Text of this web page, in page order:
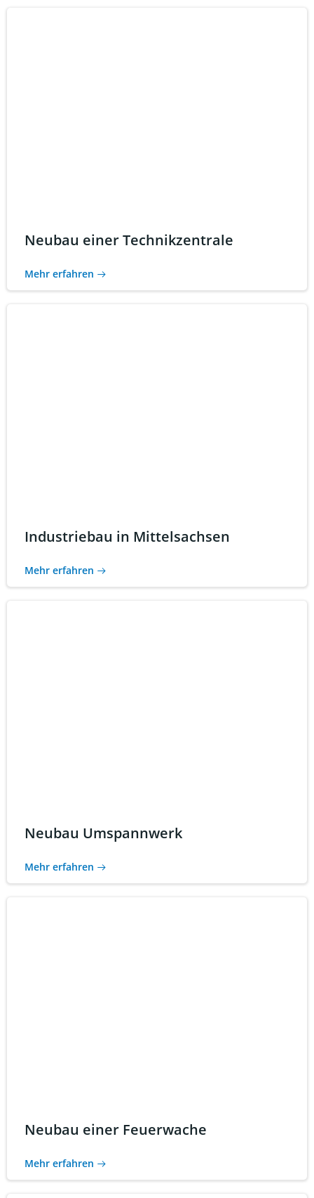
Neubau einer Technikzentrale
Mehr erfahren
Industriebau in Mittelsachsen
Mehr erfahren
Neubau Umspannwerk
Mehr erfahren
Neubau einer Feuerwache
Mehr erfahren